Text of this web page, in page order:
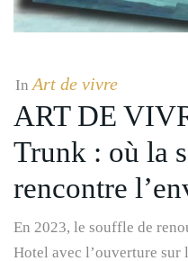
In Art de vivre
ART DE
Trunk : où la
rencontre
En 2023, le souffle de
Hotel avec l’ouverture sur